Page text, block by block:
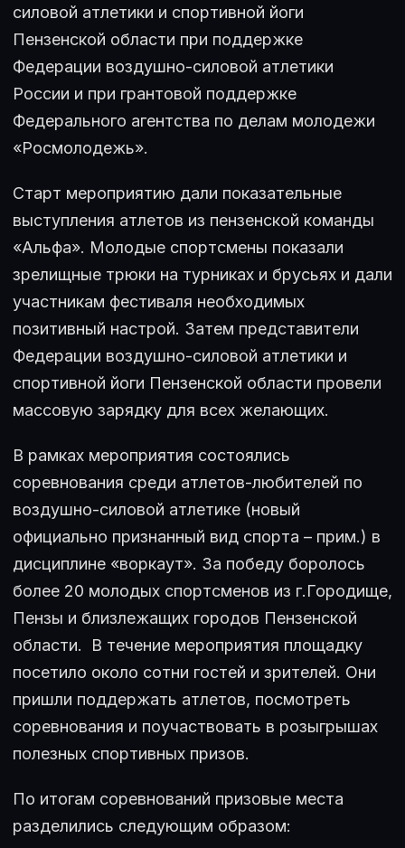
силовой атлетики и спортивной йоги
Пензенской области при поддержке
Федерации воздушно-силовой атлетики
России и при грантовой поддержке
Федерального агентства по делам молодежи
«Росмолодежь».
Старт мероприятию дали показательные
выступления атлетов из пензенской команды
«Альфа». Молодые спортсмены показали
зрелищные трюки на турниках и брусьях и дали
участникам фестиваля необходимых
позитивный настрой. Затем представители
Федерации воздушно-силовой атлетики и
спортивной йоги Пензенской области провели
массовую зарядку для всех желающих.
В рамках мероприятия состоялись
соревнования среди атлетов-любителей по
воздушно-силовой атлетике (новый
официально признанный вид спорта – прим.) в
дисциплине «воркаут». За победу боролось
более 20 молодых спортсменов из г.Городище,
Пензы и близлежащих городов Пензенской
области. В течение мероприятия площадку
посетило около сотни гостей и зрителей. Они
пришли поддержать атлетов, посмотреть
соревнования и поучаствовать в розыгрышах
полезных спортивных призов.
По итогам соревнований призовые места
разделились следующим образом: